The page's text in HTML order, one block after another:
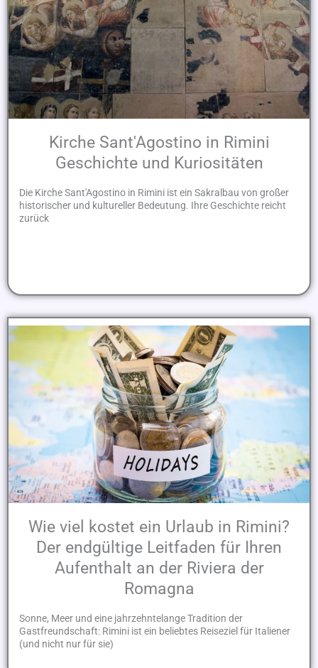
Kirche Sant'Agostino in Rimini
Geschichte und Kuriositäten
Die Kirche Sant'Agostino in Rimini ist ein Sakralbau von großer
historischer und kultureller Bedeutung. Ihre Geschichte reicht
zurück
Wie viel kostet ein Urlaub in Rimini?
Der endgültige Leitfaden für Ihren
Aufenthalt an der Riviera der
Romagna
Sonne, Meer und eine jahrzehntelange Tradition der
Gastfreundschaft: Rimini ist ein beliebtes Reiseziel für Italiener
(und nicht nur für sie)